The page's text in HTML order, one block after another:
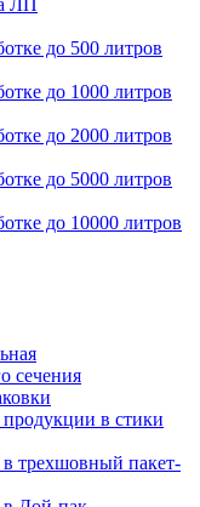
до 500 литров
до 1000 литров
до 2000 литров
до 5000 литров
до 10000 литров
сечения
в стики
трехшовный пакет-